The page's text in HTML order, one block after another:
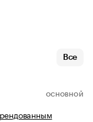
Все
ОСНОВНОЙ